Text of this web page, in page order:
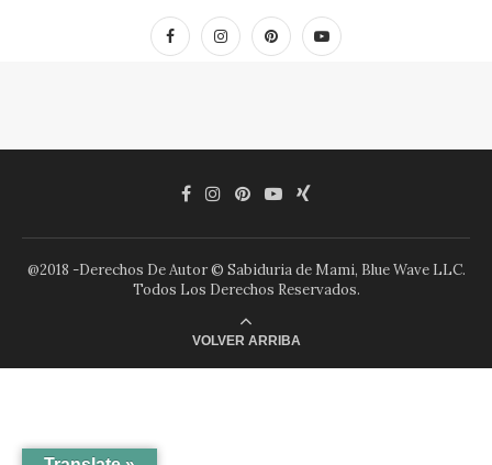
@2018 -Derechos De Autor © Sabiduria de Mami, Blue Wave LLC.
Todos Los Derechos Reservados.
VOLVER ARRIBA